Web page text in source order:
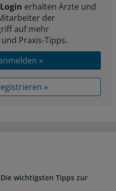
erhalten Ärzte und
der
auf mehr
Praxis-Tipps.
»
»
wichtigsten Tipps zur